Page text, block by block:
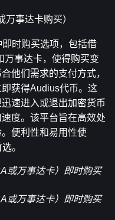
事达卡购买）
时购买选项，包括借
万事达卡，使得购买变
他们需求的支付方式，
获得Audius代币。这
速进入或退出加密货币
度。该平台旨在高效处
便利性和易用性使
。
或万事达卡）即时购买
或万事达卡）即时购买